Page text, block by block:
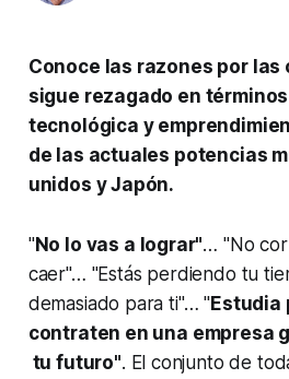
Conoce las razones por las
sigue rezagado en
tecnológica y
de las actuales potencias
unidos y Japón.
"No lo vas a lograr"… "No
caer"… "Estás perdiendo tu
demasiado para ti"… "Estudia
contraten en una empresa
tu futuro". El conjunto de